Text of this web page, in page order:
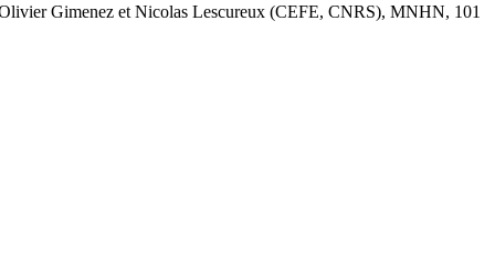
Gimenez et Nicolas Lescureux (CEFE, CNRS), MNHN, 101